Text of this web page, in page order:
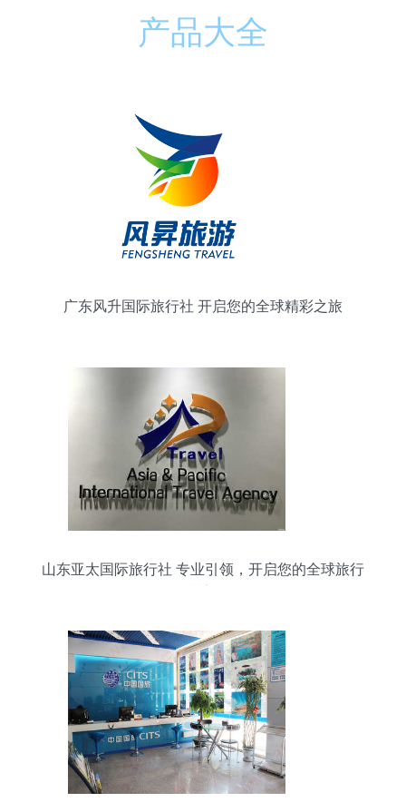
产品大全
广东风升国际旅行社 开启您的全球精彩之旅
山东亚太国际旅行社 专业引领，开启您的全球旅行